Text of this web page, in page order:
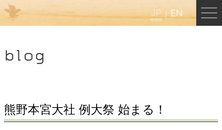
JP EN
HOME
blog
熊野本宮大社 例大祭 始まる！